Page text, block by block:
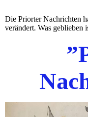
Die Priorter Nachrichten
verändert. Was geblieben